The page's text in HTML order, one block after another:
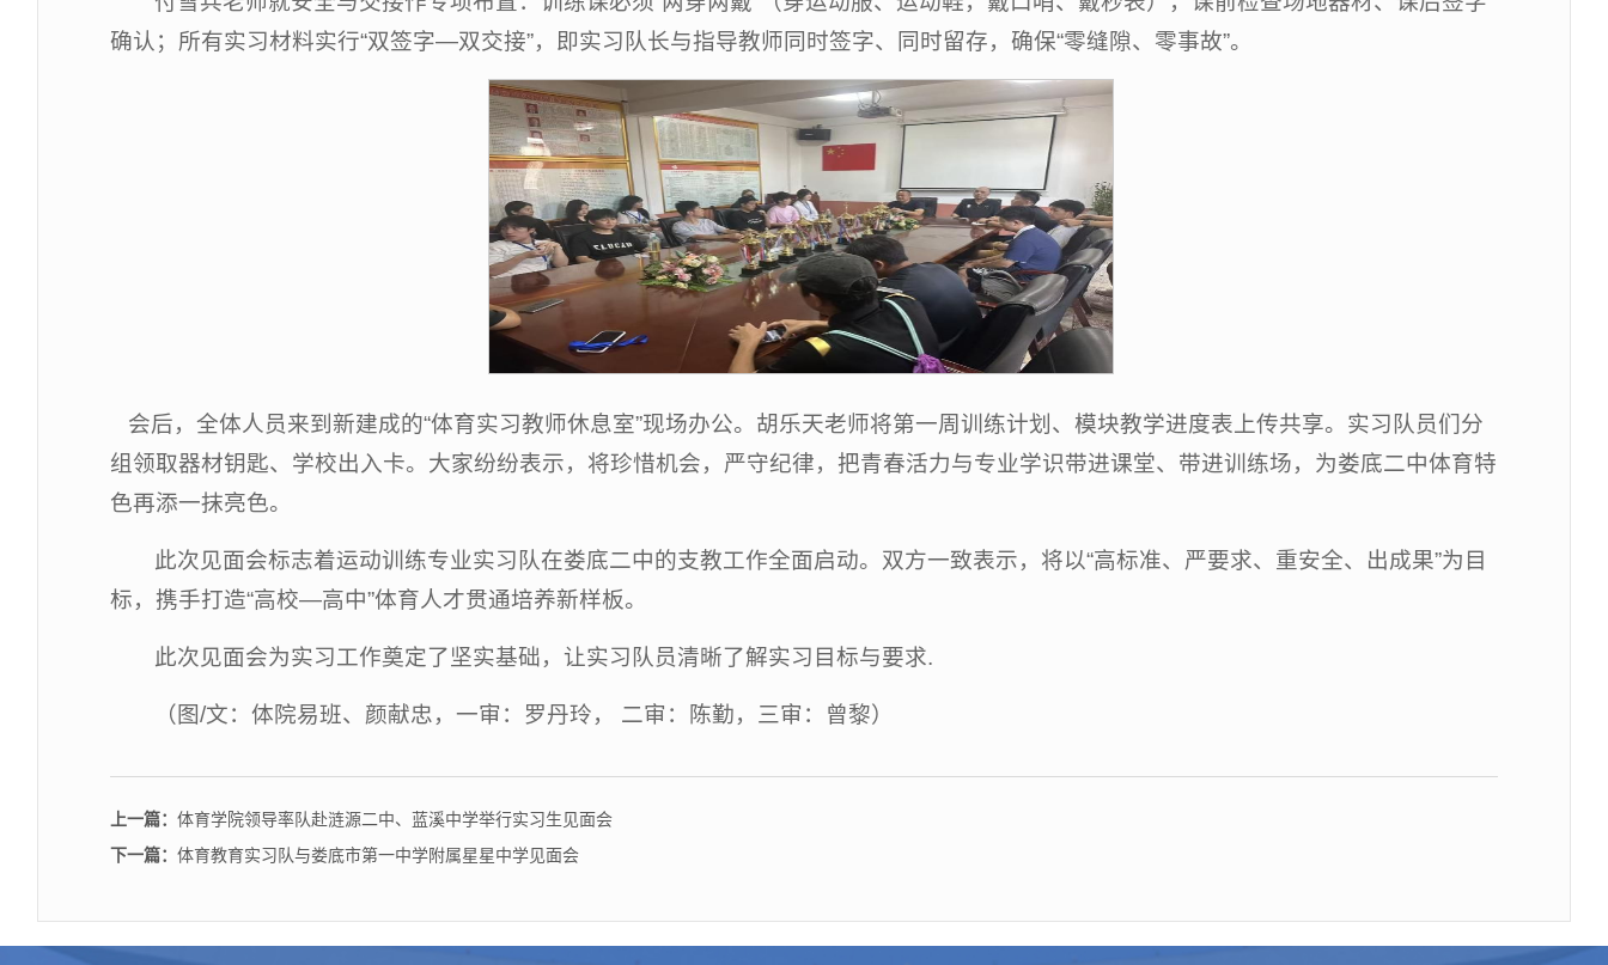
确认；所有实习材料实行“双签字—双交接”，即实习队长与指导教师同时签字、同时留存，确保“零缝隙、零事故”。
会后，全体人员来到新建成的“体育实习教师休息室”现场办公。胡乐天老师将第一周训练计划、模块教学进度表上传共享。实习队员们分
组领取器材钥匙、学校出入卡。大家纷纷表示，将珍惜机会，严守纪律，把青春活力与专业学识带进课堂、带进训练场，为娄底二中体育特
色再添一抹亮色。
此次见面会标志着运动训练专业实习队在娄底二中的支教工作全面启动。双方一致表示，将以“高标准、严要求、重安全、出成果”为目
标，携手打造“高校—高中”体育人才贯通培养新样板。
此次见面会为实习工作奠定了坚实基础，让实习队员清晰了解实习目标与要求.
（图/文：体院易班、 颜献忠，一审：罗丹玲， 二审：陈勤，三审：曾黎）
上一篇： 体育学院领导率队赴涟源二中、蓝溪中学举行实习生见面会
下一篇： 体育教育实习队与娄底市第一中学附属星星中学见面会